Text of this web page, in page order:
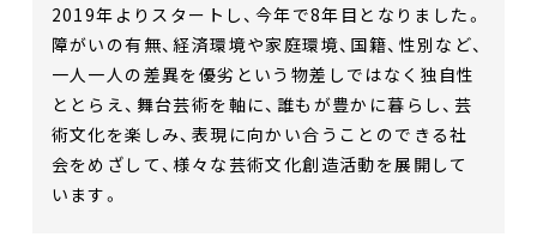
2019年よりスタートし、今年で8年目となりました。
障がいの有無、経済環境や家庭環境、国籍、性別など、
一人一人の差異を優劣という物差しではなく独自性
ととらえ、舞台芸術を軸に、誰もが豊かに暮らし、芸
術文化を楽しみ、表現に向かい合うことのできる社
会をめざして、様々な芸術文化創造活動を展開して
います。